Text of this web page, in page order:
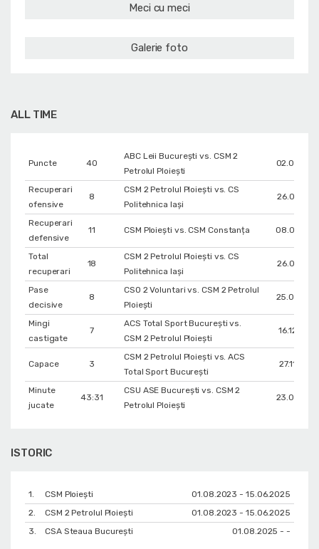
Meci cu meci
Galerie foto
ALL TIME
Puncte 40
ABC Leii București vs. CSM 2
Petrolul Ploiești
Recuperari
ofensive
8
CSM 2 Petrolul Ploiești vs. CS
Politehnica Iași
Recuperari
defensive
11 CSM Ploiești vs. CSM Constanța
Total
recuperari
18
CSM 2 Petrolul Ploiești vs. CS
Politehnica Iași
Pase
decisive
8
CSO 2 Voluntari vs. CSM 2 Petrolul
Ploiești
Mingi
castigate
7
ACS Total Sport București vs.
CSM 2 Petrolul Ploiești
16.12.2024
Capace 3
CSM 2 Petrolul Ploiești vs. ACS
Total Sport București
27.11.2023
Minute
jucate
43:31
CSU ASE București vs. CSM 2
Petrolul Ploiești
ISTORIC
1. CSM Ploiești
01.08.2023 - 15.06.2025
2.
CSM 2 Petrolul Ploiești
01.08.2023 - 15.06.2025
3.
CSA Steaua București 01.08.2025 - -